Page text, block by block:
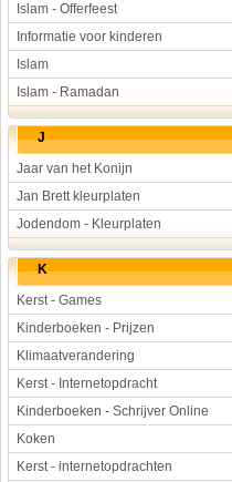
Islam - Offerfeest
Informatie voor kinderen
Islam
Islam - Ramadan
J
Jaar van het Konijn
Jan Brett kleurplaten
Jodendom - Kleurplaten
K
Kerst - Games
Kinderboeken - Prijzen
Klimaatverandering
Kerst - Internetopdracht
Kinderboeken - Schrijver Online
Koken
Kerst - internetopdrachten